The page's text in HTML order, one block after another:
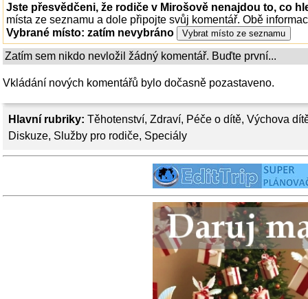
Hlavní rubriky: Těhotenství, Zdraví, Péče o dítě, Výchova
Diskuze, Služby pro rodiče, Speciály
Jste přesvědčeni, že rodiče v Mirošově nenajdou to, co
místa ze seznamu a dole připojte svůj komentář. Obě
Vybrané místo: zatím nevybráno
Zatím sem nikdo nevložil žádný komentář. Buďte první...
Vkládání nových komentářů bylo dočasně pozastaveno.